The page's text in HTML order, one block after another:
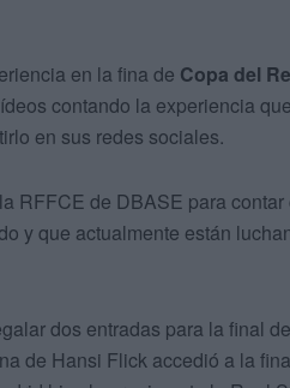
en la fina de Copa del
contando la experiencia
en sus redes sociales.
RFFCE de DBASE para
y que actualmente están
dos entradas para la final
de Hansi Flick accedió a la